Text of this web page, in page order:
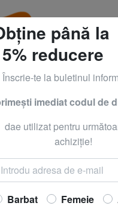
all -60% Numai
pentru bărbați
FILTRELE DE CĂUTARE
până la
reducere
Înscrie-te la buletinul
imediat codul de
dae utilizat pentru
achiziţie!
Barbat Femeie